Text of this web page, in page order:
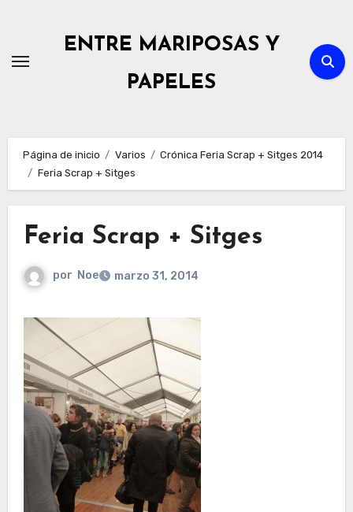
contenido
ENTRE MARIPOSAS Y
PAPELES
Página de inicio Varios
Crónica Feria Scrap + Sitges 2014
Feria Scrap + Sitges
Feria Scrap + Sitges
por Noe marzo 31, 2014